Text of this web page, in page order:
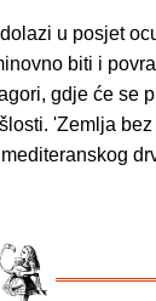
u posjet
biti i
gdje će se
'Zemlja